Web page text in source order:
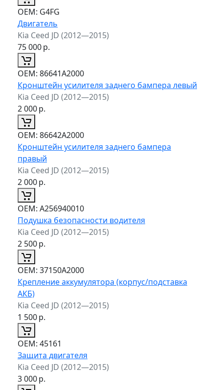
ОЕМ: G4FG
Двигатель
Kia Ceed JD (2012—2015)
75 000р.
ОЕМ: 86641A2000
Кронштейн усилителя заднего бампера левый
Kia Ceed JD (2012—2015)
2 000р.
ОЕМ: 86642A2000
Кронштейн усилителя заднего бампера
правый
Kia Ceed JD (2012—2015)
2 000р.
ОЕМ: A256940010
Подушка безопасности водителя
Kia Ceed JD (2012—2015)
2 500р.
ОЕМ: 37150A2000
Крепление аккумулятора (корпус/подставка
АКБ)
Kia Ceed JD (2012—2015)
1 500р.
ОЕМ: 45161
Защита двигателя
Kia Ceed JD (2012—2015)
3 000р.